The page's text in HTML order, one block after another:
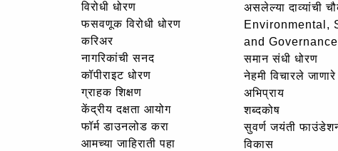
विरोधी धोरण
फसवणूक विरोधी धोरण
करिअर
नागरिकांची सनद
कॉपीराइट धोरण
ग्राहक शिक्षण
केंद्रीय दक्षता आयोग
फॉर्म डाउनलोड करा
आमच्या जाहिराती पहा
असलेल्या दाव्यांची
Environmental,
and Governance
समान संधी धोरण
नेहमी विचारले
अभिप्राय
शब्दकोष
सुवर्ण जयंती
विकास